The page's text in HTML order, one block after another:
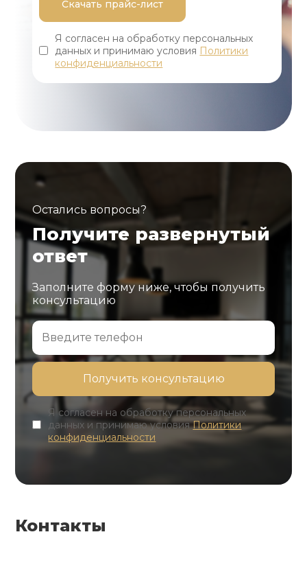
Я согласен на обработку персональных
данных и принимаю условия Политики
конфиденциальности
Остались вопросы?
Получите развернутый
ответ
Заполните форму ниже, чтобы получить
консультацию
Я согласен на обработку персональных
данных и принимаю условияПолитики
конфиденциальности
Контакты